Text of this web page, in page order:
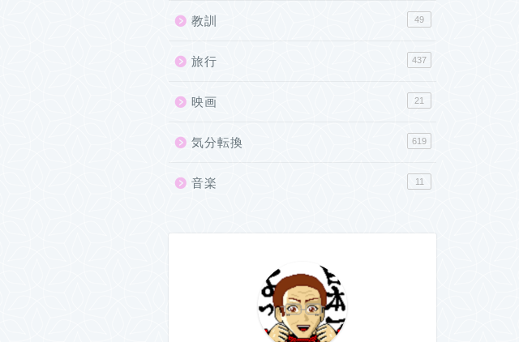
教訓 49
旅行 437
映画 21
気分転換 619
音楽 11